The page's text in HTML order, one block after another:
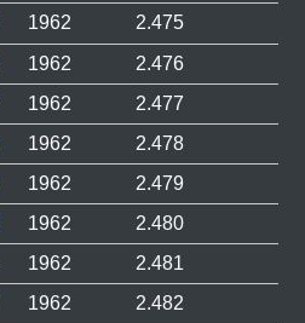
1962 2.475
1962 2.476
1962 2.477
1962 2.478
1962 2.479
1962 2.480
1962 2.481
1962 2.482